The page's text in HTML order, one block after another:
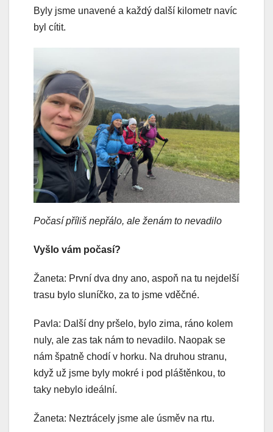
Byly jsme unavené a každý další kilometr navíc
byl cítit.
Počasí příliš nepřálo, ale ženám to nevadilo
Vyšlo vám počasí?
Žaneta: První dva dny ano, aspoň na tu nejdelší
trasu bylo sluníčko, za to jsme vděčné.
Pavla: Další dny pršelo, bylo zima, ráno kolem
nuly, ale zas tak nám to nevadilo. Naopak se
nám špatně chodí v horku. Na druhou stranu,
když už jsme byly mokré i pod pláštěnkou, to
taky nebylo ideální.
Žaneta: Neztrácely jsme ale úsměv na rtu.